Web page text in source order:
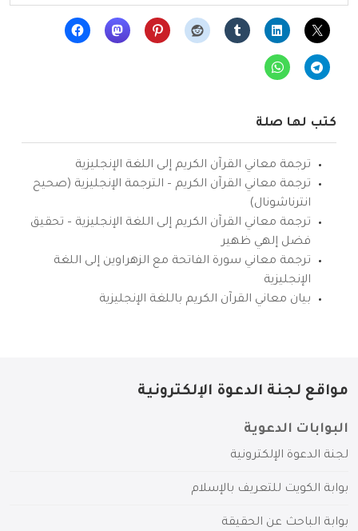
كتب لها صلة
ترجمة معاني القرآن الكريم إلى اللغة الإنجليزية
ترجمة معاني القرآن الكريم – الترجمة الإنجليزية (صحيح
انترناشونال)
ترجمة معاني القرآن الكريم إلى اللغة الإنجليزية – تحقيق
فضل إلهي ظهير
ترجمة معاني سورة الفاتحة مع الزهراوين إلى اللغة
الإنجليزية
بيان معاني القرآن الكريم باللغة الإنجليزية
مواقع لجنة الدعوة الإلكترونية
البوابات الدعوية
لجنة الدعوة الإلكترونية
بوابة الكويت للتعريف بالإسلام
بوابة الباحث عن الحقيقة